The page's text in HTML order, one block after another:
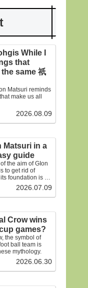
While I
that
same 祇
Matsuri reminds
make us all
2026.08.09
Matsuri in a
guide
the aim of GIon
to get rid of
foundation is on
2026.07.09
Crow wins
games?
the symbol of
ball team is
mythology.
2026.06.30